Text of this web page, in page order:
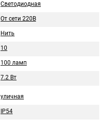
Светодиодная
От сети 220В
Нить
10
100 ламп
7.2 Вт
уличная
IP54